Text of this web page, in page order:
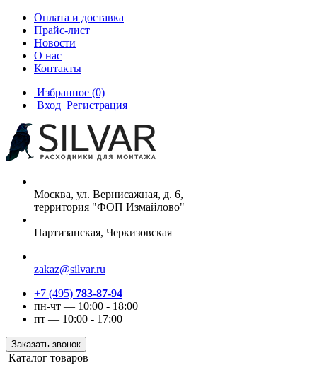
Оплата и доставка
Прайс-лист
Новости
О нас
Контакты
Избранное (0)
Вход Регистрация
Москва, ул. Вернисажная, д. 6,
территория "ФОП Измайлово"
Партизанская, Черкизовская
zakaz@silvar.ru
+7 (495) 783-87-94
пн-чт — 10:00 - 18:00
пт — 10:00 - 17:00
Заказать звонок
Каталог товаров